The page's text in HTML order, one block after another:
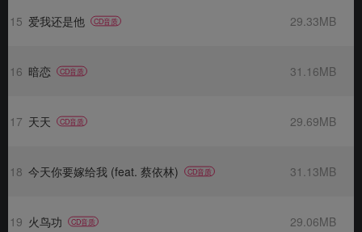
15 爱我还是他 CD音质 29.33MB
16 暗恋 CD音质 31.16MB
17 天天 CD音质 29.69MB
18 今天你要嫁给我 (feat. 蔡依林) CD音质 31.13MB
19 火鸟功 CD音质 29.06MB